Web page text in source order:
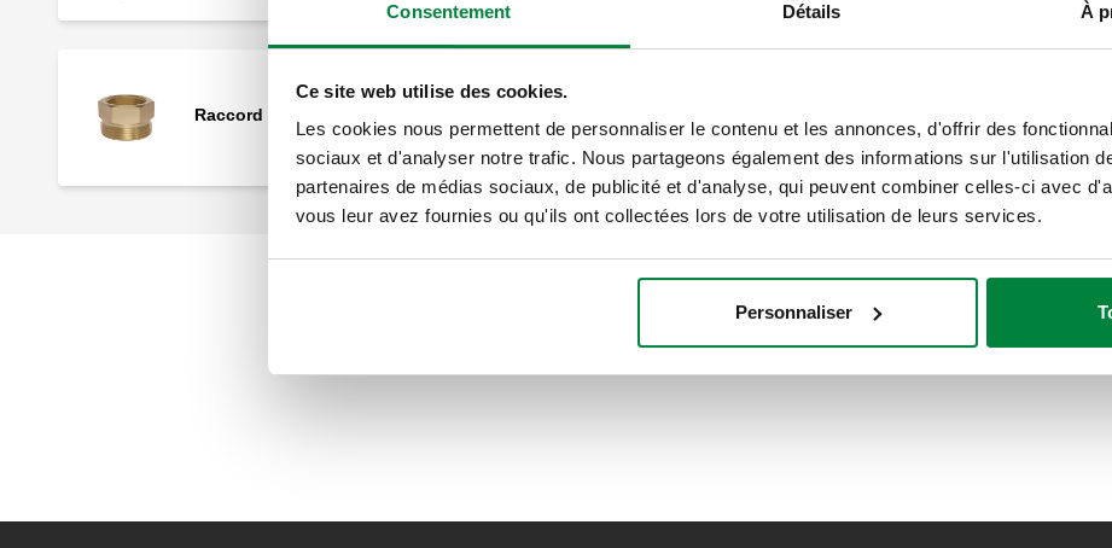
Consentement Détails À
Ce site web utilise des cookies.
Les cookies nous permettent de personnaliser le contenu et les annonces, d'offrir des
sociaux et d'analyser notre trafic. Nous partageons également des informations sur l'utilisation
partenaires de médias sociaux, de publicité et d'analyse, qui peuvent combiner celles-ci avec
vous leur avez fournies ou qu'ils ont collectées lors de votre utilisation de leurs services.
Personnaliser
Raccord pour code 548550.